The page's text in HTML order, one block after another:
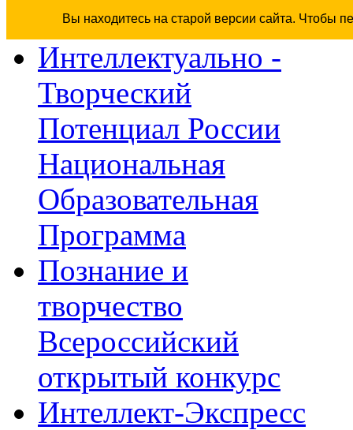
Вы находитесь на старой версии сайта. Чтобы
Интеллектуально -
Творческий
Потенциал России
Национальная
Образовательная
Программа
Познание и
творчество
Всероссийский
открытый конкурс
Интеллект-Экспресс